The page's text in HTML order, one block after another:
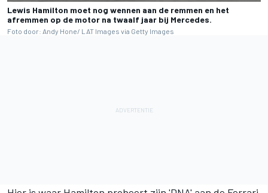
Lewis Hamilton moet nog wennen aan de remmen en het
afremmen op de motor na twaalf jaar bij Mercedes.
Foto door: Andy Hone/ LAT Images via Getty Images